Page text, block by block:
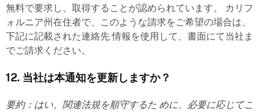
無料で要求し、取得することが認められています。 カリフ
ォルニア州在住者で、このような請求をご希望の場合は、
下記に記載された連絡先 情報を使用して、書面にて当社ま
でご請求ください。
12. 当社は本通知を更新しますか？
要約：はい、関連法規を順守するた めに、必要に応じてこ